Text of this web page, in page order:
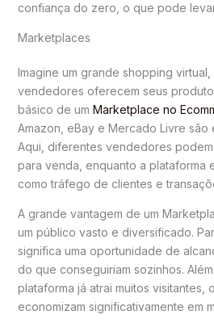
confiança do zero, o que pode
Marketplaces
Imagine um grande shopping
vendedores oferecem seus
básico de um Marketplace no
Amazon, eBay e Mercado Livre são
Aqui, diferentes vendedores
para venda, enquanto a plataforma
como tráfego de clientes e
A grande vantagem de um
um público vasto e diversificado.
significa uma oportunidade de
do que conseguiriam sozinhos.
plataforma já atrai muitos visitantes,
economizam significativamente em